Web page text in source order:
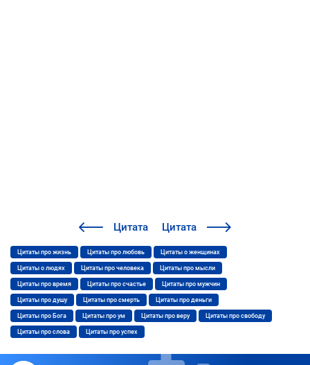
Цитата Цитата
Цитаты про жизнь Цитаты про любовь Цитаты о женщинах
Цитаты о людях Цитаты про человека Цитаты про мысли
Цитаты про время Цитаты про счастье Цитаты про мужчин
Цитаты про душу Цитаты про смерть Цитаты про деньги
Цитаты про Бога Цитаты про ум Цитаты про веру Цитаты про свободу
Цитаты про слова Цитаты про успех